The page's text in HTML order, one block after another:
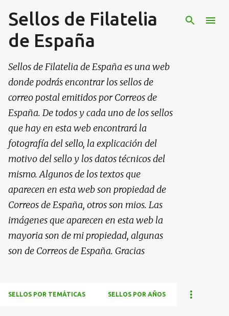
Ir al contenido principal
Sellos de Filatelia
de España
Sellos de Filatelia de España es una web
donde podrás encontrar los sellos de
correo postal emitidos por Correos de
España. De todos y cada uno de los sellos
que hay en esta web encontrará la
fotografía del sello, la explicación del
motivo del sello y los datos técnicos del
mismo. Algunos de los textos que
aparecen en esta web son propiedad de
Correos de España, otros son mios. Las
imágenes que aparecen en esta web la
mayoria son de mi propiedad, algunas
son de Correos de España. Gracias
SELLOS POR TEMÁTICAS SELLOS POR AÑOS